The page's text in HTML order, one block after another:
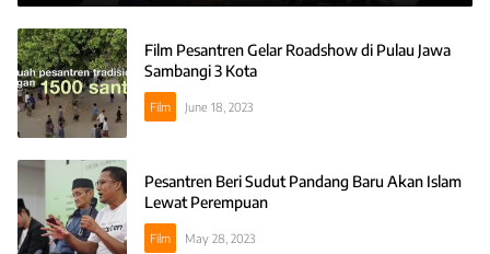
Film Pesantren Gelar Roadshow di Pulau Jawa
Sambangi 3 Kota
Film June 18, 2023
Pesantren Beri Sudut Pandang Baru Akan Islam
Lewat Perempuan
Film May 28, 2023